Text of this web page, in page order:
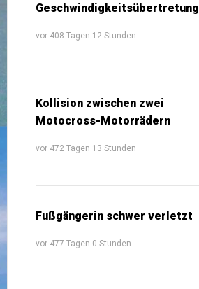
Geschwindigkeitsübertretung
vor 408 Tagen 12 Stunden
Kollision zwischen zwei
Motocross-Motorrädern
vor 472 Tagen 13 Stunden
Fußgängerin schwer verletzt
vor 477 Tagen 0 Stunden